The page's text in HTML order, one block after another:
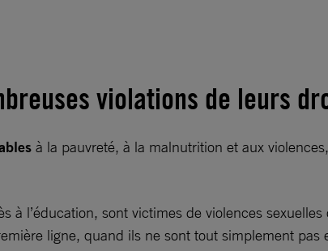
violations de leurs
à la pauvreté, à la malnutrition et aux
à l’éducation, sont victimes de violences
ligne, quand ils ne sont tout simplement pas